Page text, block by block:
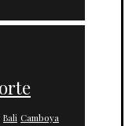
Bali Camboya